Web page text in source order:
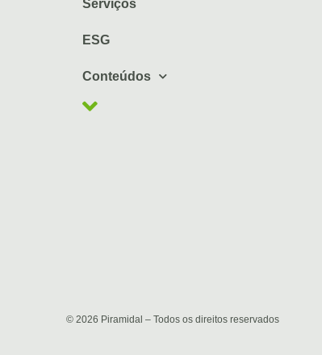
Serviços
ESG
Conteúdos
© 2026 Piramidal – Todos os direitos reservados